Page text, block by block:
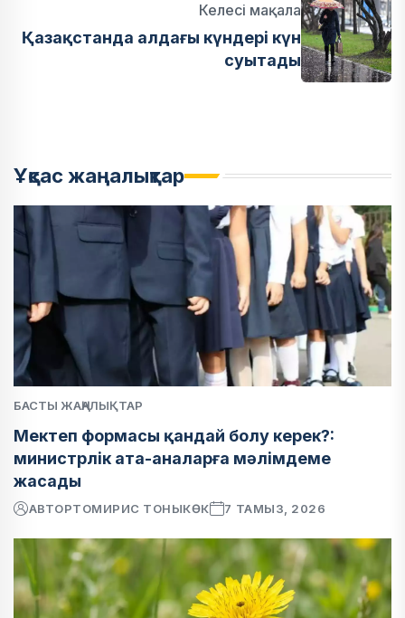
Келесі мақала
Қазақстанда алдағы күндері күн
суытады
Ұқсас жаңалықтар
БАСТЫ ЖАҢАЛЫҚТАР
Мектеп формасы қандай болу керек?:
министрлік ата-аналарға мәлімдеме
жасады
АВТОРТОМИРИС ТОНЫКӨК 7 ТАМЫЗ, 2026